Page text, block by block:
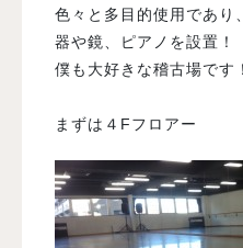
色々と多目的使用であり
器や鏡、ピアノを設置！
僕も大好きな稽古場です！
まずは４Fフロアー